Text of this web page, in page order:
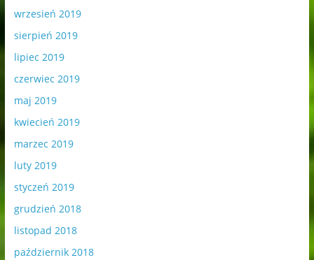
wrzesień 2019
sierpień 2019
lipiec 2019
czerwiec 2019
maj 2019
kwiecień 2019
marzec 2019
luty 2019
styczeń 2019
grudzień 2018
listopad 2018
październik 2018